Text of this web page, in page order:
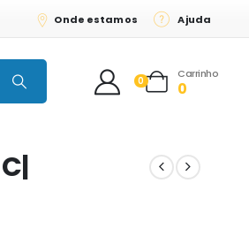
Onde estamos Ajuda
0 Carrinho
0